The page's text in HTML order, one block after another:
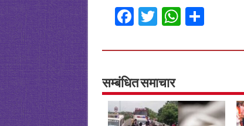
Fa
ce
b
o
o
k
T
wi
tt
er
W
h
at
p
p
S
h
ar
सम्बंधित समाचार